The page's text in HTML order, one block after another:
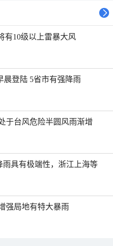
有10级以上雷暴大风
晨登陆 5省市有强降雨
于台风危险半圆风雨渐增
雨具有极端性，浙江上海等
强局地有特大暴雨